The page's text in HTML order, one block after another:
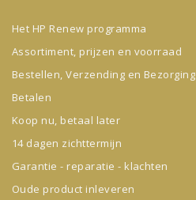
Het HP Renew programma
Assortiment, prijzen en voorraad
Bestellen, Verzending en Bezorging
Betalen
Koop nu, betaal later
14 dagen zichttermijn
Garantie - reparatie - klachten
Oude product inleveren